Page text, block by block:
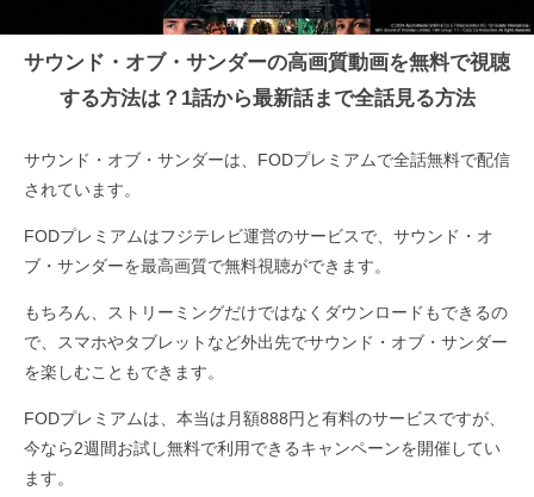
サウンド・オブ・サンダーの高画質動画を無料で視聴
する方法は？1話から最新話まで全話見る方法
サウンド・オブ・サンダーは、FODプレミアムで全話無料で配信
されています。
FODプレミアムはフジテレビ運営のサービスで、サウンド・オ
ブ・サンダーを最高画質で無料視聴ができます。
もちろん、ストリーミングだけではなくダウンロードもできるの
で、スマホやタブレットなど外出先でサウンド・オブ・サンダー
を楽しむこともできます。
FODプレミアムは、本当は月額888円と有料のサービスですが、
今なら2週間お試し無料で利用できるキャンペーンを開催してい
ます。